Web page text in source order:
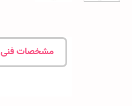
مشخصات فنی